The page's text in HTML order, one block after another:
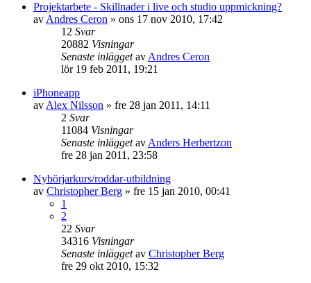
Projektarbete - Skillnader i live och studio uppmickning?
av Andres Ceron » ons 17 nov 2010, 17:42
12 Svar
20882 Visningar
Senaste inläggetav Andres Ceron
lör 19 feb 2011, 19:21
iPhoneapp
av Alex Nilsson » fre 28 jan 2011, 14:11
2 Svar
11084 Visningar
Senaste inläggetav Anders Herbertzon
fre 28 jan 2011, 23:58
Nybörjarkurs/roddar-utbildning
av Christopher Berg » fre 15 jan 2010, 00:41
1
2
22 Svar
34316 Visningar
Senaste inläggetav Christopher Berg
fre 29 okt 2010, 15:32